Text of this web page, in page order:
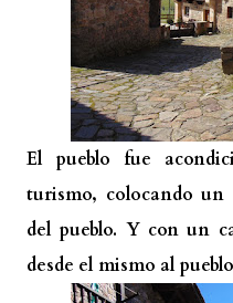
El pueblo fue
turismo, colocando un
del pueblo. Y con un
desde el mismo al